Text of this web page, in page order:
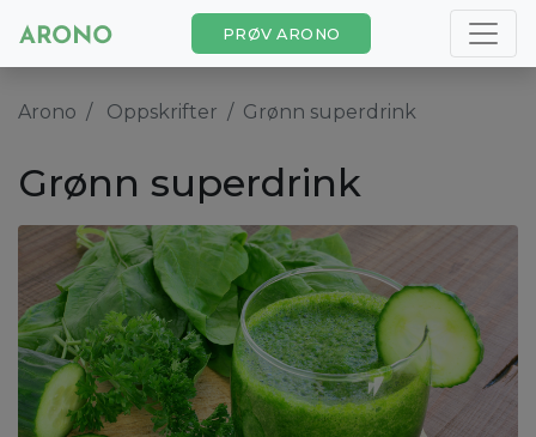
PRØV ARONO
Arono Oppskrifter Grønn superdrink
Grønn superdrink